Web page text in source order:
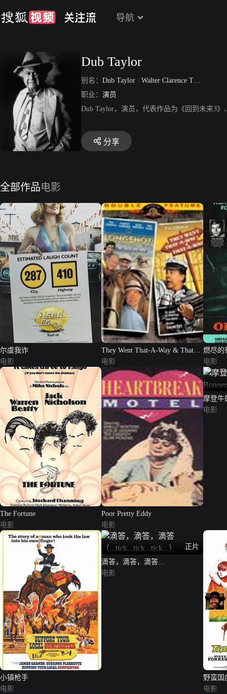
导航
Dub Taylor
别名： Dub Taylor / Walter Clarence Taylor II
职业： 演员
Dub Taylor，演员，代表作品为《回到未来3
分享
全部作品电影
尔虞我诈
电影
They Went That-A-Way & That-
A-Way
电影
燃尽的
电影
The Fortune
电影
Poor Pretty Eddy
电影
摩登牛
电影
小镇枪手
电影
正片
滴答，滴答，滴答
（...tick...tick...tick...）
电影
野蛮国
电影